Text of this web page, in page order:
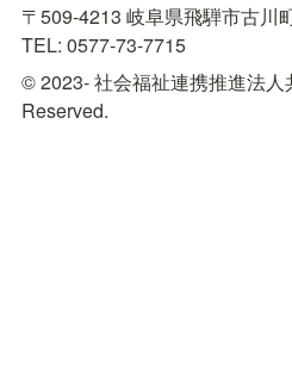
〒509-4213 岐阜県飛騨市古川
TEL: 0577-73-7715
© 2023- 社会福祉連携推進法
Reserved.